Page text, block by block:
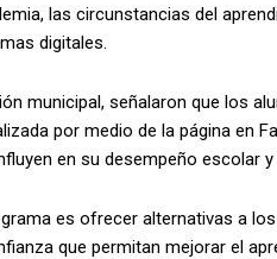
las circunstancias del
digitales.
municipal, señalaron que los
por medio de la página en
en su desempeño escolar
es ofrecer alternativas a
que permitan mejorar el